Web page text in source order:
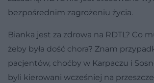
bezpośrednim zagrożeniu życia.
Bianka jest za zdrowa na RDTL? Co
żeby była dość chora? Znam
pacjentów, choćby w Karpaczu i
byli kierowani wcześniej na